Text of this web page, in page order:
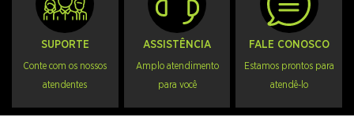
SUPORTE
Conte com os nossos
atendentes
ASSISTÊNCIA
Amplo atendimento
para você
FALE CONOSCO
Estamos prontos para
atendê-lo